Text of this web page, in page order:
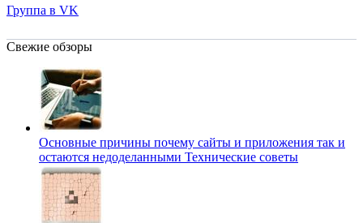
Группа в VK
Свежие обзоры
Основные причины почему сайты и приложения так и
остаются недоделанными Технические советы